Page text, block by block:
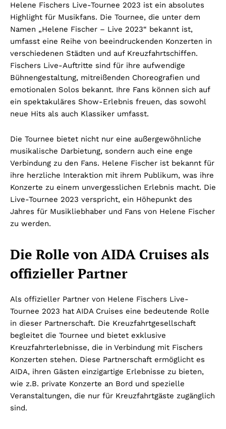
Helene Fischers Live-Tournee 2023 ist ein absolutes
Highlight für Musikfans. Die Tournee, die unter dem
Namen „Helene Fischer – Live 2023“ bekannt ist,
umfasst eine Reihe von beeindruckenden Konzerten in
verschiedenen Städten und auf Kreuzfahrtschiffen.
Fischers Live-Auftritte sind für ihre aufwendige
Bühnengestaltung, mitreißenden Choreografien und
emotionalen Solos bekannt. Ihre Fans können sich auf
ein spektakuläres Show-Erlebnis freuen, das sowohl
neue Hits als auch Klassiker umfasst.
Die Tournee bietet nicht nur eine außergewöhnliche
musikalische Darbietung, sondern auch eine enge
Verbindung zu den Fans. Helene Fischer ist bekannt für
ihre herzliche Interaktion mit ihrem Publikum, was ihre
Konzerte zu einem unvergesslichen Erlebnis macht. Die
Live-Tournee 2023 verspricht, ein Höhepunkt des
Jahres für Musikliebhaber und Fans von Helene Fischer
zu werden.
Die Rolle von AIDA Cruises als
offizieller Partner
Als offizieller Partner von Helene Fischers Live-
Tournee 2023 hat AIDA Cruises eine bedeutende Rolle
in dieser Partnerschaft. Die Kreuzfahrtgesellschaft
begleitet die Tournee und bietet exklusive
Kreuzfahrterlebnisse, die in Verbindung mit Fischers
Konzerten stehen. Diese Partnerschaft ermöglicht es
AIDA, ihren Gästen einzigartige Erlebnisse zu bieten,
wie z.B. private Konzerte an Bord und spezielle
Veranstaltungen, die nur für Kreuzfahrtgäste zugänglich
sind.